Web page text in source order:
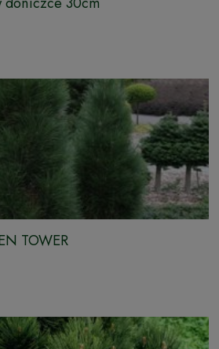
TOWER